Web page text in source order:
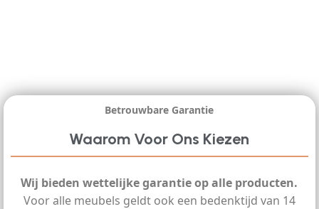
Betrouwbare Garantie
Waarom Voor Ons Kiezen
Wij bieden wettelijke garantie op alle producten.
Voor alle meubels geldt ook een bedenktijd van 14